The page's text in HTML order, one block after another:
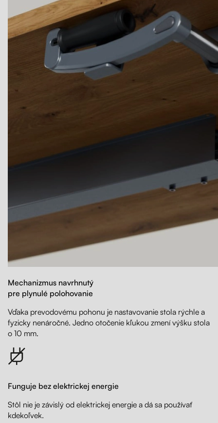
Mechanizmus navrhnutý
pre plynulé polohovanie
Vďaka prevodovému pohonu je nastavovanie stola rýchle a
fyzicky nenáročné. Jedno otočenie kľukou zmení výšku stola
o 10 mm.
Funguje bez elektrickej energie
Stôl nie je závislý od elektrickej energie a dá sa používať
kdekoľvek.